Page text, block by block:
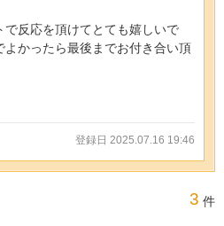
反応を頂けてとても嬉しいで
かったら最後までお付き合い頂
登録日 2025.07.16 19:46
3 件